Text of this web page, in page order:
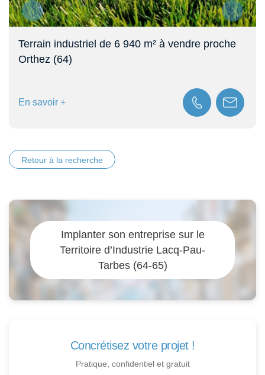
Terrain industriel de 6 940 m² à vendre proche
Orthez (64)
En savoir +
Retour à la recherche
Implanter son entreprise sur le
Territoire d’Industrie Lacq-Pau-
Tarbes (64-65)
Concrétisez votre projet !
Pratique, confidentiel et gratuit